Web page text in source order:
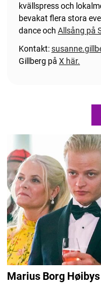
kvällspress och
bevakat flera stora
dance och Allsång på
Kontakt:
Gillberg på X här.
Marius Borg